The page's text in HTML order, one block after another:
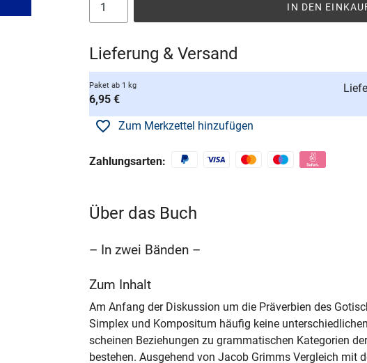
IN DEN
Lieferung & Versand
Paket ab 1 kg
6,95 €
Zum Merkzettel hinzufügen
Zahlungsarten:
Über das Buch
– In zwei Bänden –
Zum Inhalt
Am Anfang der Diskussion um die Präverbien des
Simplex und Kompositum häufig keine
scheinen Beziehungen zu grammatischen Kategorien
bestehen. Ausgehend von Jacob Grimms Vergleich mit